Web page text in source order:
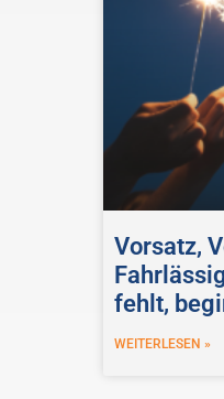
Vorsatz,
fehlt,
WEITERLESEN »